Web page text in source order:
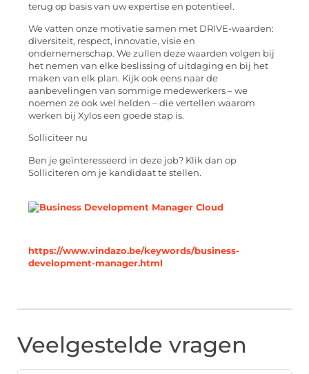
terug op basis van uw expertise en potentieel.
We vatten onze motivatie samen met DRIVE-waarden:
diversiteit, respect, innovatie, visie en
ondernemerschap. We zullen deze waarden volgen bij
het nemen van elke beslissing of uitdaging en bij het
maken van elk plan. Kijk ook eens naar de
aanbevelingen van sommige medewerkers – we
noemen ze ook wel helden – die vertellen waarom
werken bij Xylos een goede stap is.
Solliciteer nu
Ben je geïnteresseerd in deze job? Klik dan op
Solliciteren om je kandidaat te stellen.
https://www.vindazo.be/keywords/business-
development-manager.html
Veelgestelde vragen